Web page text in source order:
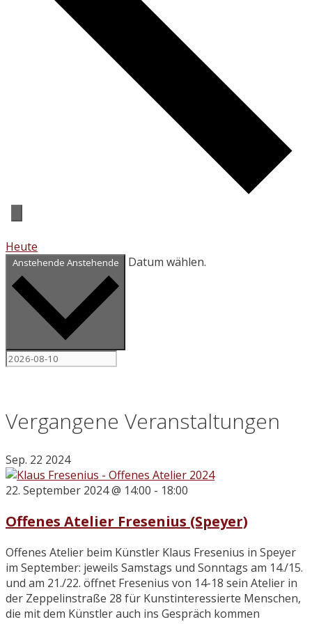
Heute
Anstehende Anstehende Datum wählen.
Vergangene Veranstaltungen
Sep. 22 2024
22. September 2024 @ 14:00 - 18:00
Offenes Atelier Fresenius (Speyer)
Offenes Atelier beim Künstler Klaus Fresenius in Speyer
im September: jeweils Samstags und Sonntags am 14./15.
und am 21./22. öffnet Fresenius von 14-18 sein Atelier in
der Zeppelinstraße 28 für Kunstinteressierte Menschen,
die mit dem Künstler auch ins Gespräch kommen